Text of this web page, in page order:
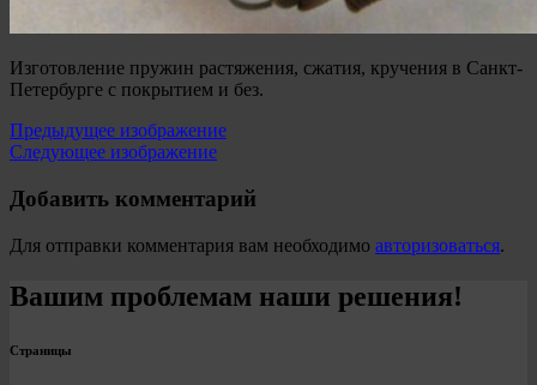
Изготовление пружин растяжения, сжатия, кручения в Санкт-
Петербурге с покрытием и без.
Предыдущее изображение
Следующее изображение
Добавить комментарий
Для отправки комментария вам необходимо авторизоваться.
Вашим проблемам наши решения!
Страницы